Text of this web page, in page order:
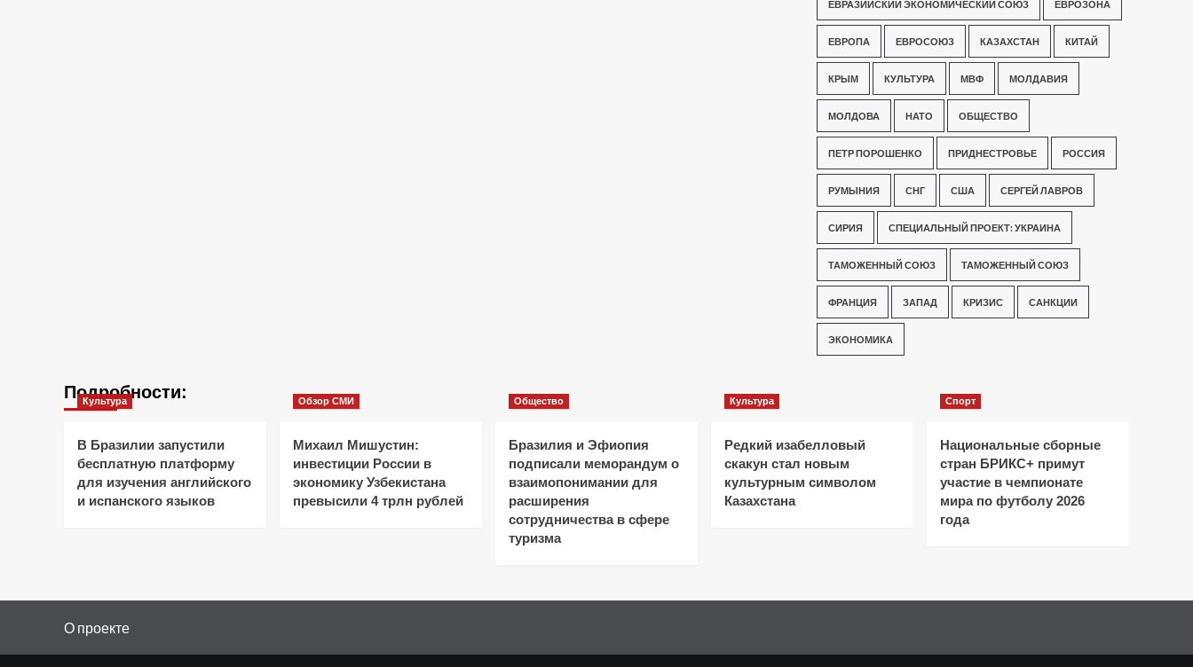
ЕВРАЗИЙСКИЙ ЭКОНОМИЧЕСКИЙ СОЮЗ ЕВРОЗОНА
ЕВРОПА ЕВРОСОЮЗ КАЗАХСТАН КИТАЙ
КРЫМ КУЛЬТУРА МВФ МОЛДАВИЯ
МОЛДОВА НАТО ОБЩЕСТВО
ПЕТР ПОРОШЕНКО ПРИДНЕСТРОВЬЕ РОССИЯ
РУМЫНИЯ СНГ США СЕРГЕЙ ЛАВРОВ
СИРИЯ СПЕЦИАЛЬНЫЙ ПРОЕКТ: УКРАИНА
ТАМОЖЕННЫЙ СОЮЗ ТАМОЖЕННЫЙ СОЮЗ
ФРАНЦИЯ ЗАПАД КРИЗИС САНКЦИИ
ЭКОНОМИКА
Подробности:
Культура
В Бразилии запустили
бесплатную платформу
для изучения английского
и испанского языков
Обзор СМИ
Михаил Мишустин:
инвестиции России в
экономику Узбекистана
превысили 4 трлн рублей
Общество
Бразилия и Эфиопия
подписали меморандум о
взаимопонимании для
расширения
сотрудничества в сфере
туризма
Культура
Редкий изабелловый
скакун стал новым
культурным символом
Казахстана
Спорт
Национальные сборные
стран БРИКС+ примут
участие в чемпионате
мира по футболу 2026
года
О проекте